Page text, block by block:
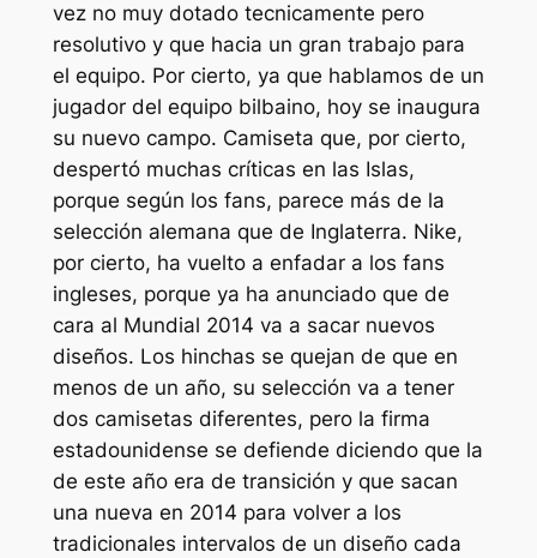
vez no muy dotado tecnicamente pero
resolutivo y que hacia un gran trabajo para
el equipo. Por cierto, ya que hablamos de un
jugador del equipo bilbaino, hoy se inaugura
su nuevo campo. Camiseta que, por cierto,
despertó muchas críticas en las Islas,
porque según los fans, parece más de la
selección alemana que de Inglaterra. Nike,
por cierto, ha vuelto a enfadar a los fans
ingleses, porque ya ha anunciado que de
cara al Mundial 2014 va a sacar nuevos
diseños. Los hinchas se quejan de que en
menos de un año, su selección va a tener
dos camisetas diferentes, pero la firma
estadounidense se defiende diciendo que la
de este año era de transición y que sacan
una nueva en 2014 para volver a los
tradicionales intervalos de un diseño cada